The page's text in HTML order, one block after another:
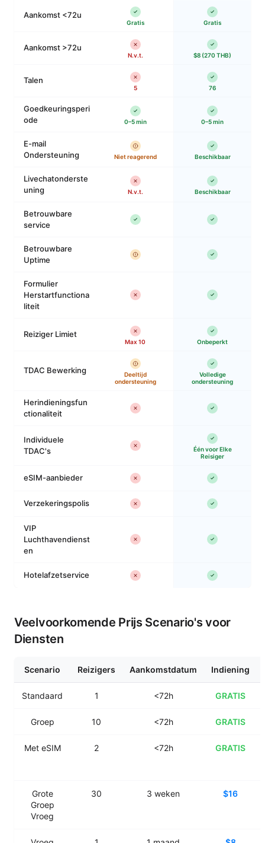
Aankomst <72u
Gratis Gratis
Aankomst >72u
N.v.t. $8 (270 THB)
Talen
5 76
Goedkeuringsperi
ode
0–5 min 0–5 min
E-mail
Ondersteuning
Niet reagerend Beschikbaar
Livechatonderste
uning
N.v.t. Beschikbaar
Betrouwbare
service
Betrouwbare
Uptime
Formulier
Herstartfunctiona
liteit
Reiziger Limiet
Max 10 Onbeperkt
TDAC Bewerking
Deeltijd
ondersteuning
Volledige
ondersteuning
Herindieningsfun
ctionaliteit
Individuele
TDAC's
Één voor Elke
Reisiger
eSIM-aanbieder
Verzekeringspolis
VIP
Luchthavendienst
en
Hotelafzetservice
Veelvoorkomende Prijs Scenario's voor
Diensten
Scenario Reizigers Aankomstdatum Indiening
Standaard 1 <72h GRATIS
Groep 10 <72h GRATIS
Met eSIM 2 <72h GRATIS
Grote
Groep
Vroeg
30 3 weken $16